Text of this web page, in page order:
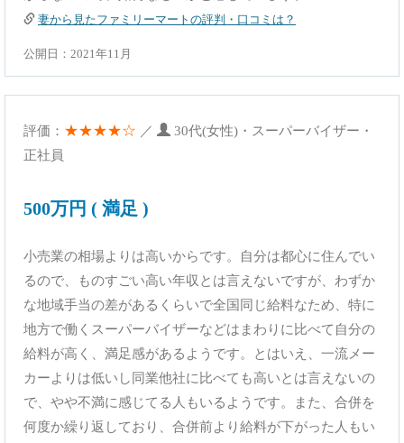
妻から見たファミリーマートの評判・口コミは？
公開日：2021年11月
評価： ★★★★☆ ／
30代(女性)・スーパーバイザー・
正社員
500万円 ( 満足 )
小売業の相場よりは高いからです。自分は都心に住んでい
るので、ものすごい高い年収とは言えないですが、わずか
な地域手当の差があるくらいで全国同じ給料なため、特に
地方で働くスーパーバイザーなどはまわりに比べて自分の
給料が高く、満足感があるようです。とはいえ、一流メー
カーよりは低いし同業他社に比べても高いとは言えないの
で、やや不満に感じてる人もいるようです。また、合併を
何度か繰り返しており、合併前より給料が下がった人もい